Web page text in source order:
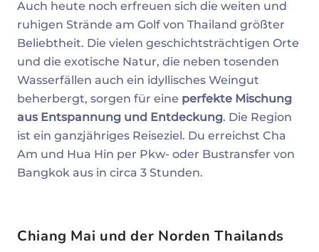
Auch heute noch erfreuen sich die weiten und
ruhigen Strände am Golf von Thailand größter
Beliebtheit. Die vielen geschichtsträchtigen Orte
und die exotische Natur, die neben tosenden
Wasserfällen auch ein idyllisches Weingut
beherbergt, sorgen für eine perfekte Mischung
aus Entspannung und Entdeckung. Die Region
ist ein ganzjähriges Reiseziel. Du erreichst Cha
Am und Hua Hin per Pkw- oder Bustransfer von
Bangkok aus in circa 3 Stunden.
Chiang Mai und der Norden Thailands